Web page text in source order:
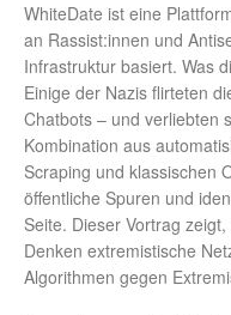
WhiteDate ist eine
an Rassist:innen und
Infrastruktur basiert. Was
Einige der Nazis flirteten
Chatbots – und verliebten
Kombination aus
Scraping und klassischen
öffentliche Spuren und
Seite. Dieser Vortrag
Denken extremistische
Algorithmen gegen